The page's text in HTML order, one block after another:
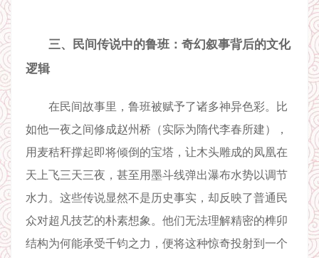
三、民间传说中的鲁班：奇幻叙事背后的文化
逻辑
在民间故事里，鲁班被赋予了诸多神异色彩。比
如他一夜之间修成赵州桥（实际为隋代李春所建），
用麦秸秆撑起即将倾倒的宝塔，让木头雕成的凤凰在
天上飞三天三夜，甚至用墨斗线弹出瀑布水势以调节
水力。这些传说显然不是历史事实，却反映了普通民
众对超凡技艺的朴素想象。他们无法理解精密的榫卯
结构为何能承受千钧之力，便将这种惊奇投射到一个